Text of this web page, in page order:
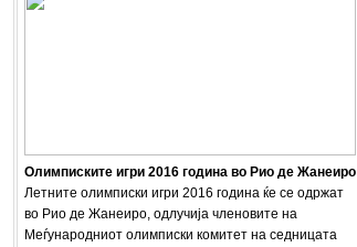
Олимписките игри 2016 година во Рио де Жанеиро
Летните олимписки игри 2016 година ќе се одржат
во Рио де Жанеиро, одлучија членовите на
Меѓународниот олимписки комитет на седницата